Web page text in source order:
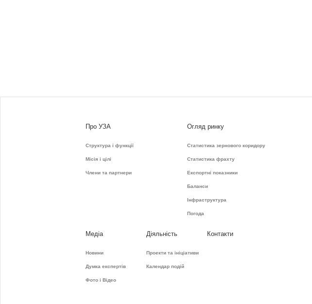
Про УЗА
Структура і функції
Місія і цілі
Члени та партнери
Огляд ринку
Статистика зернового коридору
Статистика фрахту
Експортні показники
Баланси
Інфраструктура
Погода
Медіа
Новини
Думка експертів
Фото і Відео
Діяльність
Проекти та ініціативи
Календар подій
Контакти